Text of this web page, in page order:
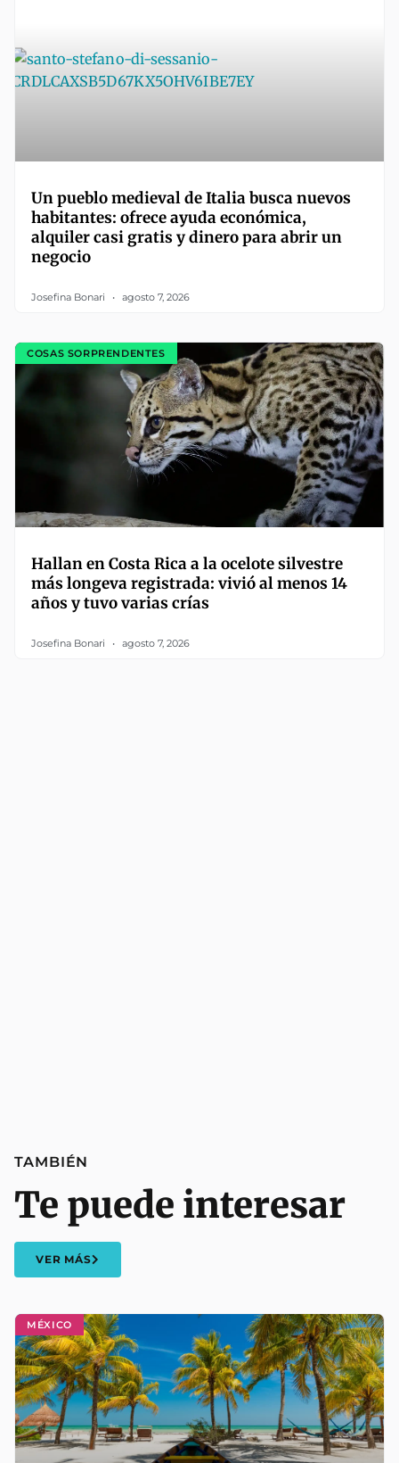
Un pueblo medieval de Italia busca nuevos
habitantes: ofrece ayuda económica,
alquiler casi gratis y dinero para abrir un
negocio
Josefina Bonari agosto 7, 2026
COSAS SORPRENDENTES
Hallan en Costa Rica a la ocelote silvestre
más longeva registrada: vivió al menos 14
años y tuvo varias crías
Josefina Bonari agosto 7, 2026
MÉXICO
TAMBIÉN
Te puede interesar
VER MÁS